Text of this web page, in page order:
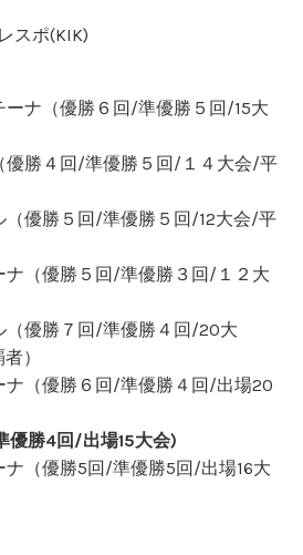
スポ(KIK)
ナ（優勝６回/準優勝５回/15大
勝４回/準優勝５回/１４大会/平
優勝５回/準優勝５回/12大会/平
（優勝５回/準優勝３回/１２大
優勝７回/準優勝４回/20大
）
（優勝６回/準優勝４回/出場20
優勝4回/出場15大会)
（優勝5回/準優勝5回/出場16大